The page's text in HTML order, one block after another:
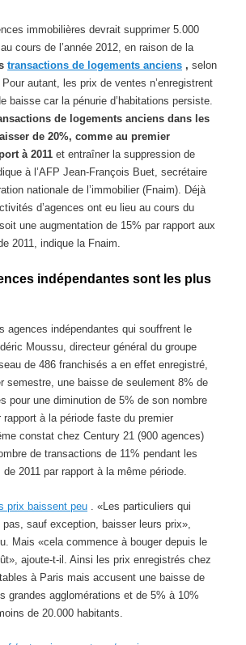
immobilières devrait supprimer 5.000
cours de l’année 2012, en raison de la
transactions de logements anciens ,se lon
autant, les prix de ventes n’enregistrent
baisse car la pénurie d’habitations persiste.
de logements anciens dans les
de 20%, comme au premier
à 2011et entraîner la suppression de
à l’AFP Jean-François Buet, secrétaire
nationale de l’immobilier (Fnaim). Déjà
d’agences ont eu lieu au cours du
une augmentation de 15% par rapport aux
2011, indique la Fnaim.
indépendantes sont les plus
agences indépendantes qui souffrent le
Moussu, directeur général du groupe
de 486 franchisés a en effet enregistré,
semestre, une baisse de seulement 8% de
pour une diminution de 5% de son nombre
à la période faste du premier
constat chez Century 21 (900 agences)
de transactions de 11% pendant les
2011 par rapport à la même période.
prix baissent peu . «Les particuliers qui
sauf exception, baisser leurs prix»,
Mais «cela commence à bouger depuis le
ajoute-t-il. Ainsi les prix enregistrés chez
à Paris mais accusent une baisse de
grandes agglomérations et de 5% à 10%
de 20.000 habitants.